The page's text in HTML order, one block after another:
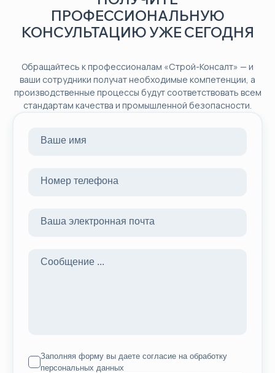
Заполняя форму вы даете согласие на обработку
персональных данных
ПРОФЕССИОНАЛЬНУЮ
КОНСУЛЬТАЦИЮ УЖЕ СЕГОДНЯ
Обращайтесь к профессионалам «Строй-Консалт» — и
ваши сотрудники получат необходимые компетенции, а
производственные процессы будут соответствовать всем
стандартам качества и промышленной безопасности.